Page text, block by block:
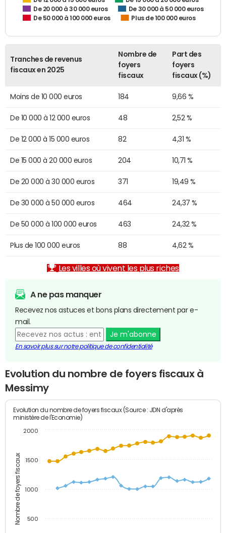
De 20 000 à 30 000 euros
De 30 000 à 50 000 euros
De 50 000 à 100 000 euros
Plus de 100 000 euros
Tranches de revenus
fiscaux en 2025
Nombre de
foyers
fiscaux
Part des
foyers
fiscaux (%)
Moins de 10 000 euros 184 9,66 %
De 10 000 à 12 000 euros 48 2,52 %
De 12 000 à 15 000 euros 82 4,31 %
De 15 000 à 20 000 euros 204 10,71 %
De 20 000 à 30 000 euros 371 19,49 %
De 30 000 à 50 000 euros 464 24,37 %
De 50 000 à 100 000 euros 463 24,32 %
Plus de 100 000 euros 88 4,62 %
Les villes où vivent les plus riches
A ne pas manquer
Recevez nos astuces et bons plans directement par e-
mail.
Je m'abonne
En savoir plus sur notre politique de confidentialité
Evolution du nombre de foyers fiscaux à
Messimy
Nombre de foyers fiscaux
Evolution du nombre de foyers fiscaux (Source : JDN d'après
ministère de l'Economie)
500
1000
1500
2000